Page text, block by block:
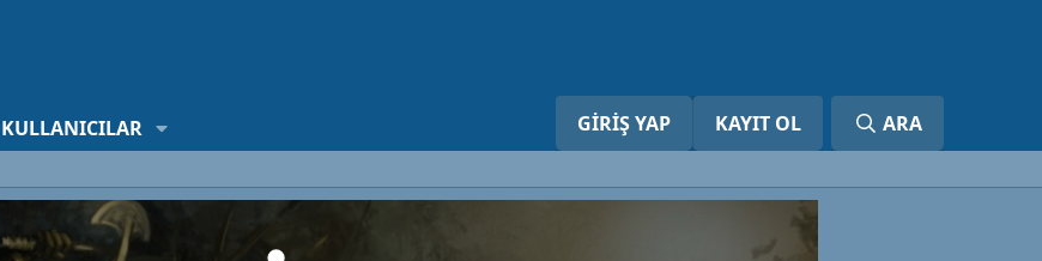
KULLANICILAR GIRIŞ YAP KAYIT OL ARA